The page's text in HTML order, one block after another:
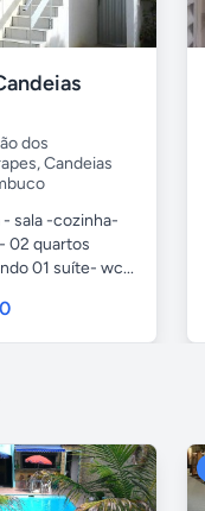
dos
,Candeias
- sala -cozinha-
02 quartos
01 suíte- wc...